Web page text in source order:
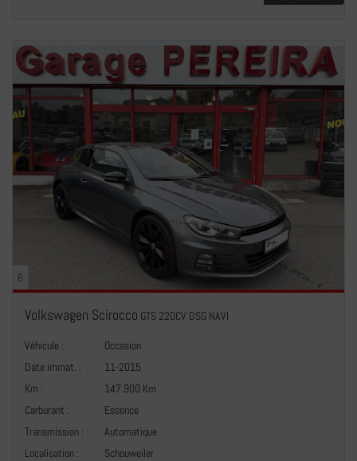
6
Volkswagen Scirocco GTS 220CV DSG NAVI
Véhicule :
Occasion
Date immat. :
11-2015
Km :
147.900 Km
Carburant :
Essence
Transmission :
Automatique
Localisation :
Schouweiler